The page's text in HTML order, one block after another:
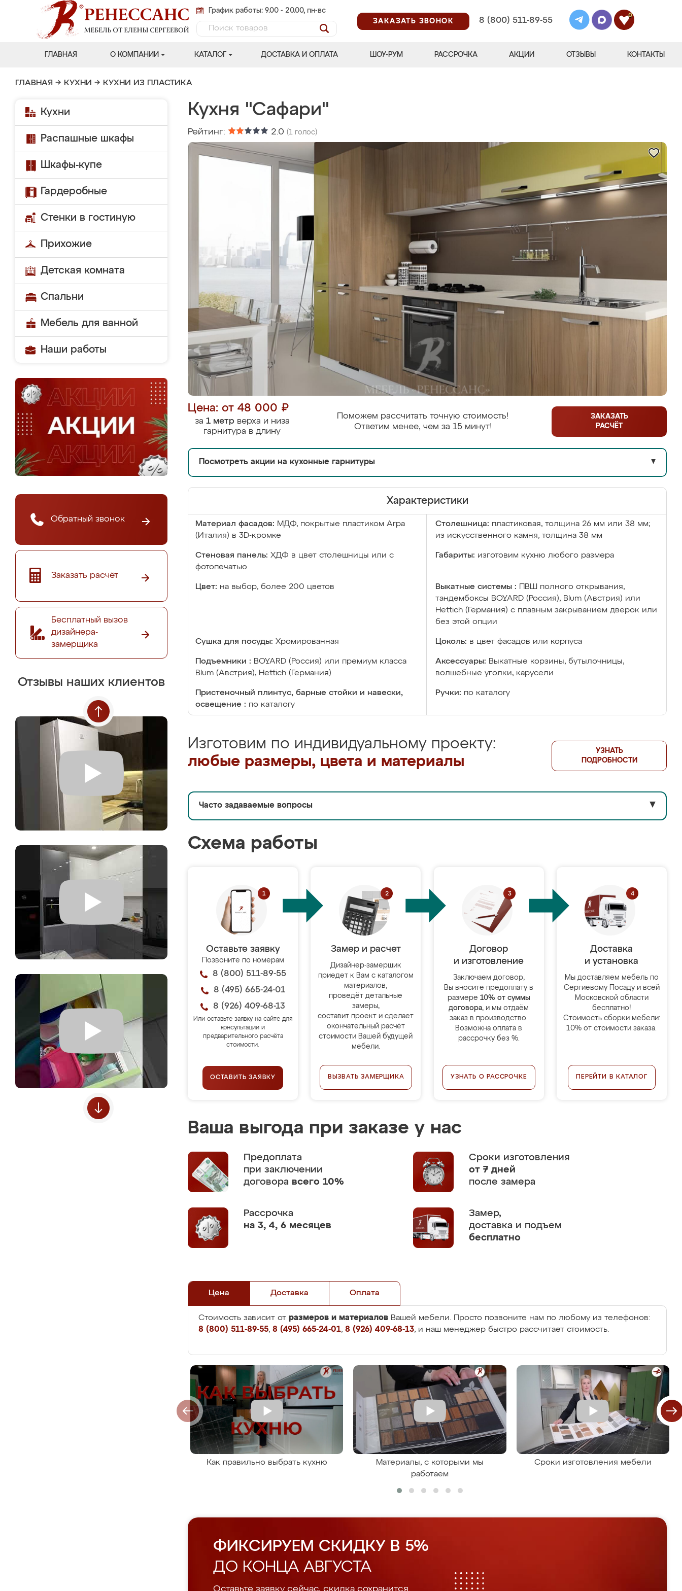
График работы: 9.00 - 20.00, пн-вс
ЗАКАЗАТЬ ЗВОНОК
8 (800) 511-89-55
0
ГЛАВНАЯ О КОМПАНИИ КАТАЛОГ ДОСТАВКА И ОПЛАТА ШОУ-РУМ РАССРОЧКА АКЦИИ ОТЗЫВЫ КОНТАКТЫ
ГЛАВНАЯ → КУХНИ → КУХНИ ИЗ ПЛАСТИКА
Кухни
Распашные шкафы
Шкафы-купе
Гардеробные
Стенки в гостиную
Прихожие
Детская комната
Спальни
Мебель для ванной
Наши работы
Обратный звонок
Заказать расчёт
Бесплатный вызов
дизайнера-
замерщика
Отзывы наших клиентов
Кухня "Сафари"
Рейтинг: 2.0 (1 голос)
Цена: от 48 000 ₽
за 1 метрверха и низа
гарнитура в длину
Поможем рассчитать точную стоимость!
Ответим менее, чем за 15 минут!
ЗАКАЗАТЬ
РАСЧЁТ
Посмотреть акции на кухонные гарнитуры ▼
Характеристики
Материал фасадов: МДФ, покрытые пластиком Arpa
(Италия) в 3D-кромке
Столешница: пластиковая, толщина 26 мм или 38 мм;
из искусственного камня, толщина 38 мм
Стеновая панель: ХДФ в цвет столешницы или с
фотопечатью
Габариты: изготовим кухню любого размера
Цвет: на выбор, более 200 цветов Выкатные системы :
ПВШ полного открывания,
тандембоксы BOYARD (Россия), Blum (Австрия) или
Hettich (Германия) с плавным закрыванием дверок или
без этой опции
Сушка для посуды: Хромированная Цоколь: в цвет фасадов или корпуса
Подъемники : BOYARD (Россия) или премиум класса
Blum (Австрия), Hettich (Германия)
Аксессуары: Выкатные корзины, бутылочницы,
волшебные уголки, карусели
Пристеночный плинтус, барные стойки и навески,
освещение : по каталогу
Ручки: по каталогу
Изготовим по индивидуальному проекту:
любые размеры, цвета и материалы
УЗНАТЬ
ПОДРОБНОСТИ
Часто задаваемые вопросы ▼
Схема работы
Оставьте заявку
Позвоните по номерам
8 (800) 511-89-55
8 (495) 665-24-01
8 (926) 409-68-13
Или оставьте заявку на сайте для
консультации и
предварительного расчёта
стоимости.
ОСТАВИТЬ ЗАЯВКУ
Замер и расчет
Дизайнер-замерщик
приедет к Вам с каталогом
материалов,
проведёт детальные
замеры,
составит проект и сделает
окончательный расчёт
стоимости Вашей будущей
мебели.
ВЫЗВАТЬ ЗАМЕРЩИКА
Договор
и изготовление
Заключаем договор,
Вы вносите предоплату в
размере 10% от суммы
договора, и мы отдаём
заказ в производство.
Возможна оплата в
рассрочку без %.
УЗНАТЬ О РАССРОЧКЕ
Доставка
и установка
Мы доставляем мебель по
Сергиевому Посаду и всей
Московской области
бесплатно!
Стоимость сборки мебели:
10% от стоимости заказа.
ПЕРЕЙТИ В КАТАЛОГ
Ваша выгода при заказе у нас
Предоплата
при заключении
договора всего 10%
Сроки изготовления
от 7 дней
после замера
Рассрочка
на 3, 4, 6 месяцев
Замер,
доставка и подъем
бесплатно
Цена Доставка Оплата
Стоимость зависит от размеров и материалов Вашей мебели. Просто позвоните нам по любому из телефонов:
8 (800) 511-89-55, 8 (495) 665-24-01, 8 (926) 409-68-13, и наш менеджер быстро рассчитает стоимость.
Как правильно выбрать кухню
Материалы, с которыми мы
работаем
Сроки изготовления мебели
ФИКСИРУЕМ СКИДКУ В 5%
ДО КОНЦА АВГУСТА
Оставьте заявку сейчас, скидка сохранится.